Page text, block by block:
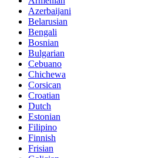
Azerbaijani
Belarusian
Bengali
Bosnian
Bulgarian
Cebuano
Chichewa
Corsican
Croatian
Dutch
Estonian
Filipino
Finnish
Frisian